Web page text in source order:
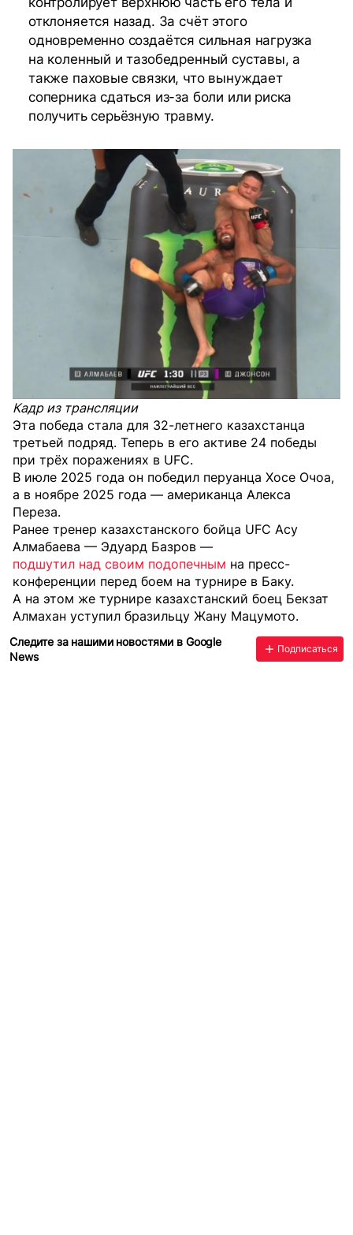
отклоняется назад. За счёт этого
одновременно создаётся сильная нагрузка
на коленный и тазобедренный суставы, а
также паховые связки, что вынуждает
соперника сдаться из-за боли или риска
получить серьёзную травму.
Кадр из трансляции
Эта победа стала для 32-летнего казахстанца
третьей подряд. Теперь в его активе 24 победы
при трёх поражениях в UFC.
В июле 2025 года он победил перуанца Хосе Очоа,
а в ноябре 2025 года — американца Алекса
Переза.
Ранее тренер казахстанского бойца UFC Асу
Алмабаева — Эдуард Базров —
подшутил над своим подопечным на пресс-
конференции перед боем на турнире в Баку.
А на этом же турнире казахстанский боец Бекзат
Алмахан уступил бразильцу Жану Мацумото.
Следите за нашими новостями в Google
News
Подписаться